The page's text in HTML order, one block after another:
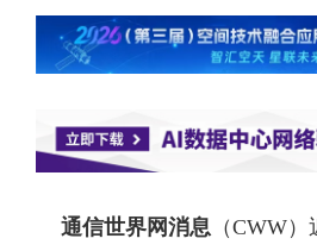
通信世界网消息 （CWW）